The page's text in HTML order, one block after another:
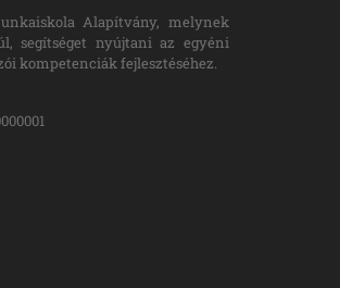
Alapítvány, melynek
segítséget nyújtani az egyéni
kompetenciák fejlesztéséhez.